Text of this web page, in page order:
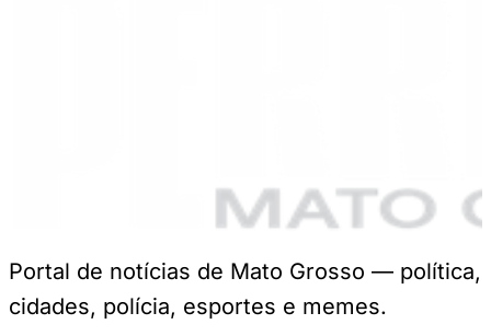
Portal de notícias de Mato Grosso — política,
cidades, polícia, esportes e memes.